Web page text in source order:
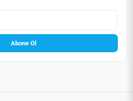
Abone Ol